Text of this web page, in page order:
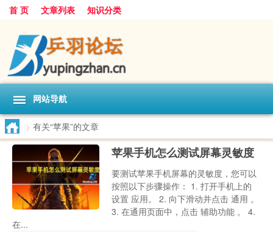
首 页 文章列表 知识分类
网站导航
> 有关“苹果”的文章
苹果手机怎么测试屏幕灵敏度
要测试苹果手机屏幕的灵敏度，您可以
按照以下步骤操作： 1. 打开手机上的
设置 应用。 2. 向下滑动并点击 通用 。
3. 在通用页面中，点击 辅助功能 。 4.
在...